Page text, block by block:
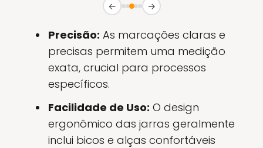
← →
Precisão: As marcações claras e
precisas permitem uma medição
exata, crucial para processos
específicos.
Facilidade de Uso: O design
ergonômico das jarras geralmente
inclui bicos e alças confortáveis